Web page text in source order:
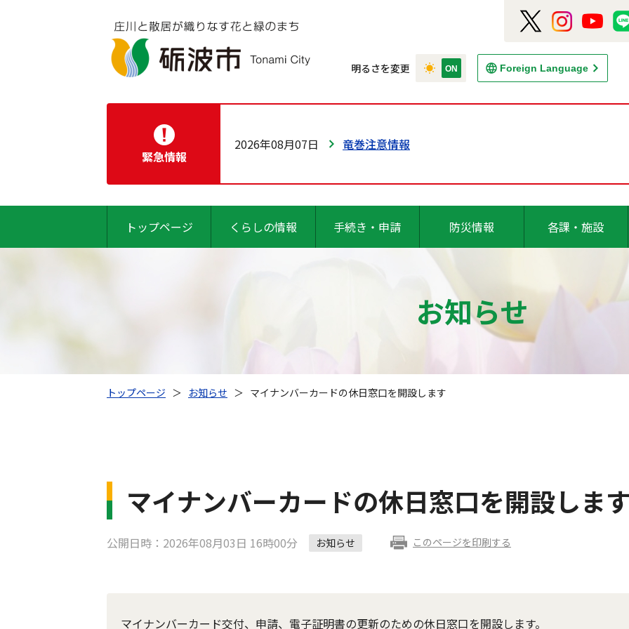
明るさを変更 Foreign Language
緊急情報
2026年08月07日 竜巻注意情報
トップページ くらしの情報 手続き・申請 防災情報 各課・施設
お知らせ
トップページ ＞ お知らせ ＞ マイナンバーカードの休日窓口を開設します
マイナンバーカードの休日窓口を開設しま
公開日時：2026年08月03日 16時00分 お知らせ このページを印刷する
マイナンバーカード交付、申請、電子証明書の更新のための休日窓口を開設します。